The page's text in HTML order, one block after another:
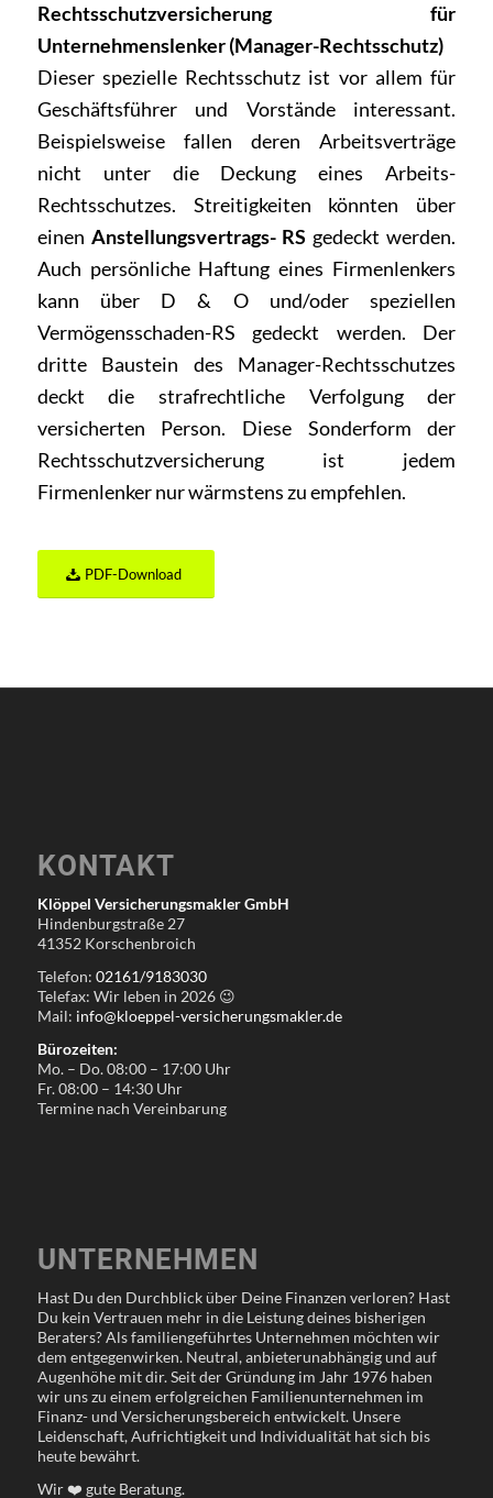
Rechtsschutzversicherung für
Unternehmenslenker (Manager-Rechtsschutz)
Dieser spezielle Rechtsschutz ist vor allem für
Geschäftsführer und Vorstände interessant.
Beispielsweise fallen deren Arbeitsverträge
nicht unter die Deckung eines Arbeits-
Rechtsschutzes. Streitigkeiten könnten über
einen Anstellungsvertrags- RS gedeckt werden.
Auch persönliche Haftung eines Firmenlenkers
kann über D & O und/oder speziellen
Vermögensschaden-RS gedeckt werden. Der
dritte Baustein des Manager-Rechtsschutzes
deckt die strafrechtliche Verfolgung der
versicherten Person. Diese Sonderform der
Rechtsschutzversicherung ist jedem
Firmenlenker nur wärmstens zu empfehlen.
PDF-Download
KONTAKT
Klöppel Versicherungsmakler GmbH
Hindenburgstraße 27
41352 Korschenbroich
Telefon: 02161/9183030
Telefax: Wir leben in 2026 😉
Mail: info@kloeppel-versicherungsmakler.de
Bürozeiten:
Mo. – Do. 08:00 – 17:00 Uhr
Fr. 08:00 – 14:30 Uhr
Termine nach Vereinbarung
UNTERNEHMEN
Hast Du den Durchblick über Deine Finanzen verloren? Hast
Du kein Vertrauen mehr in die Leistung deines bisherigen
Beraters? Als familiengeführtes Unternehmen möchten wir
dem entgegenwirken. Neutral, anbieterunabhängig und auf
Augenhöhe mit dir. Seit der Gründung im Jahr 1976 haben
wir uns zu einem erfolgreichen Familienunternehmen im
Finanz- und Versicherungsbereich entwickelt. Unsere
Leidenschaft, Aufrichtigkeit und Individualität hat sich bis
heute bewährt.
Wir❤️ gute Beratung.